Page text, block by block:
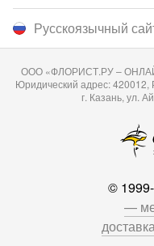
Русскоязычный
ООО «ФЛОРИСТ.РУ –
Юридический адрес: 420012,
г. Казань, ул.
©
—